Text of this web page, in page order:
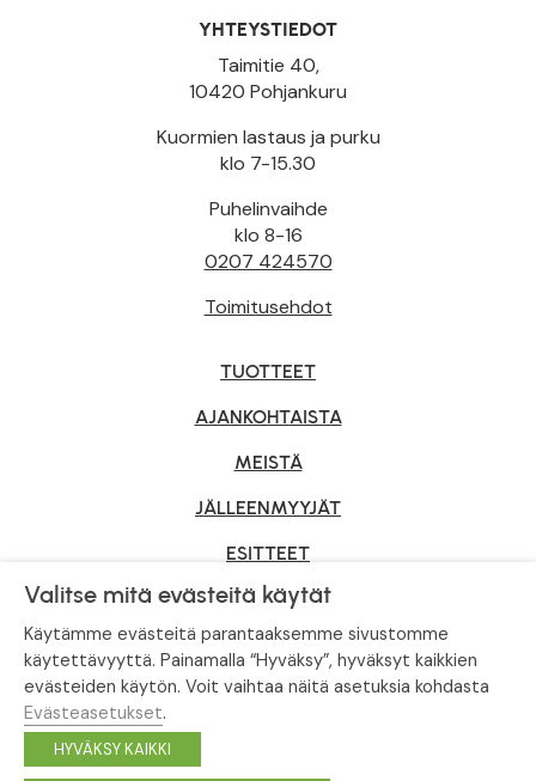
YHTEYSTIEDOT
Taimitie 40,
10420 Pohjankuru
Kuormien lastaus ja purku
klo 7-15.30
Puhelinvaihde
klo 8-16
0207 424570
Toimitusehdot
TUOTTEET
AJANKOHTAISTA
MEISTÄ
JÄLLEENMYYJÄT
ESITTEET
YRITYSMYYNTI
Tietosuojaseloste
© Tahvoset, All Rights Reserved.
Valitse mitä evästeitä käytät
Käytämme evästeitä parantaaksemme sivustomme
käytettävyyttä. Painamalla “Hyväksy”, hyväksyt kaikkien
evästeiden käytön. Voit vaihtaa näitä asetuksia kohdasta
Evästeasetukset.
HYVÄKSY KAIKKI